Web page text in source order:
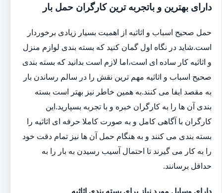
دارای بهترین و باتجربه ترین کارگران حمل بار
حمل صحیح اسباب و اثاثیه از اهمیت بسیار زیادی برخوردار
است.شاید در نگاه اول گمان کنید که بسته بندی لوازم منزل
و اثاثیه کار ساده ای است،اما لازم است بدانید که بسته بندی
صحیح اسباب و اثاثیه مهم ترین نقش را در سالم رساندن بار
به مقصد ایفا می کنند.به همین خاطر نیز بهتر است بسته
بندی آن ها را به کارگران خبره و با تجربه بسپارید.این
کارگران با آگاهی کامل و به صورت کاملا حرفه ای اثاثیه را
بسته بندی می کنند و به هنگام حمل آن ها نیز تمام دقت خود
را به کار می گیرند تا احتمال آسیب رسیدن به بار را به
حداقل برسانند.